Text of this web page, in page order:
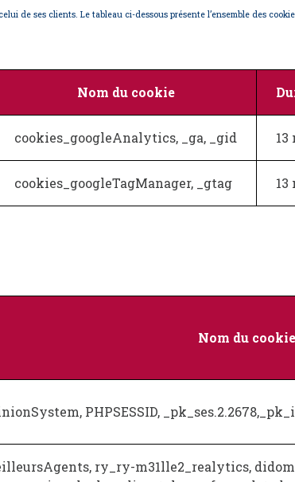
de ses clients. Le tableau ci-dessous présente l’ensemble des
Nom du cookie
cookies_googleAnalytics, _ga, _gid 13
cookies_googleTagManager, _gtag 13
Nom du cookie
PHPSESSID,
ry_ry-m31lle2_realytics,